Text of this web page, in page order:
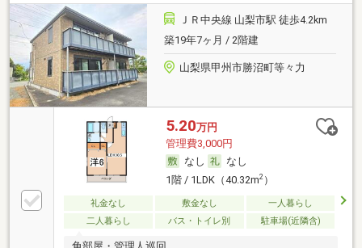
ＪＲ中央線 山梨市駅 徒歩4.2km
築19年7ヶ月 / 2階建
山梨県甲州市勝沼町等々力
5.20万円
管理費3,000円
なし
なし
1階 / 1LDK（40.32m2）
礼金なし 敷金なし
一人暮らし
二人暮らし
バス・トイレ別 駐車場(近隣含)